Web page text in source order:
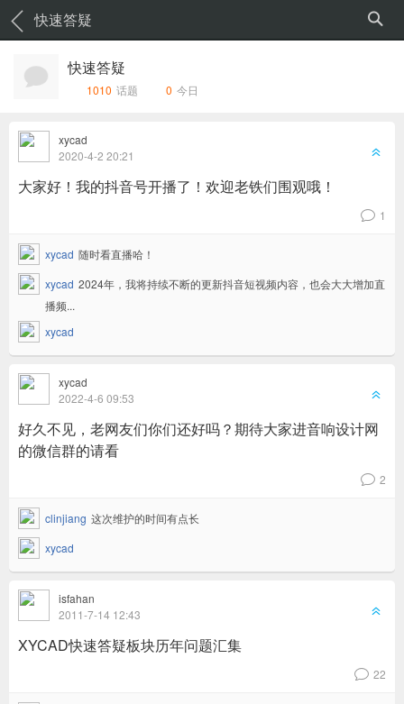
快速答疑
快速答疑
1010 话题 0 今日
6
xycad
2020-4-2 20:21
大家好！我的抖音号开播了！欢迎老铁们围观哦！
v 1
xycad 随时看直播哈！
xycad 2024年，我将持续不断的更新抖音短视频内容，也会大大增加直
播频...
xycad
6
xycad
2022-4-6 09:53
好久不见，老网友们你们还好吗？期待大家进音响设计网
的微信群的请看
v 2
clinjiang 这次维护的时间有点长
xycad
6
isfahan
2011-7-14 12:43
XYCAD快速答疑板块历年问题汇集
v 22